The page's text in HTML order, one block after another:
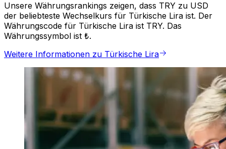
Unsere Währungsrankings zeigen, dass TRY zu USD
der beliebteste Wechselkurs für Türkische Lira ist. Der
Währungscode für Türkische Lira ist TRY. Das
Währungssymbol ist ₺.
Weitere Informationen zu Türkische Lira